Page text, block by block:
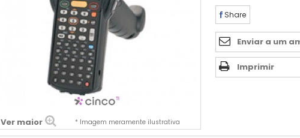
Ver maior * Imagem meramente ilustrativa
Share
Enviar a um
Imprimir